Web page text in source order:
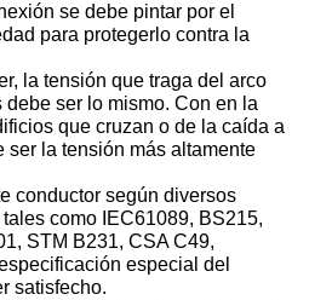
se debe pintar por el
para protegerlo contra la
la tensión que traga del arco
ser lo mismo. Con en la
que cruzan o de la caída a
ser la tensión más altamente
conductor según diversos
como IEC61089, BS215,
STM B231, CSA C49,
especial del
satisfecho.